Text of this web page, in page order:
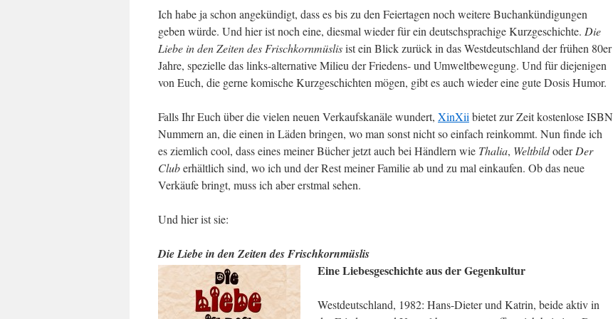
Ich habe ja schon angekündigt, dass es bis zu den Feiertagen noch weitere Buchankündigungen
geben würde. Und hier ist noch eine, diesmal wieder für ein deutschsprachige Kurzgeschichte. Die
Liebe in den Zeiten des Frischkornmüslisist ein Blick zurück in das Westdeutschland der frühen 80er
Jahre, spezielle das links-alternative Milieu der Friedens- und Umweltbewegung. Und für diejenigen
von Euch, die gerne komische Kurzgeschichten mögen, gibt es auch wieder eine gute Dosis Humor.
Falls Ihr Euch über die vielen neuen Verkaufskanäle wundert, XinXii bietet zur Zeit kostenlose ISBN
Nummern an, die einen in Läden bringen, wo man sonst nicht so einfach reinkommt. Nun finde ich
es ziemlich cool, dass eines meiner Bücher jetzt auch bei Händlern wie Thalia, WeltbildoderDer
Cluberhältlich sind, wo ich und der Rest meiner Familie ab und zu mal einkaufen. Ob das neue
Verkäufe bringt, muss ich aber erstmal sehen.
Und hier ist sie:
Die Liebe in den Zeiten des Frischkornmüslis
Eine Liebesgeschichte aus der Gegenkultur
Westdeutschland, 1982: Hans-Dieter und Katrin, beide aktiv in